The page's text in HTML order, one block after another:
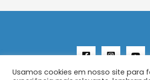
Usamos cookies em nosso site para